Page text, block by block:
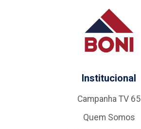
Institucional
Campanha TV 65
Quem Somos